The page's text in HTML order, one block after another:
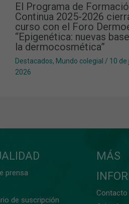
El Programa de
Continua 2025-2026
curso con el Foro
“Epigenética: nuevas
la dermocosmética”
Destacados, Mundo colegial / 10 de
2026
prensa
de suscripción
MÁS
Contacto